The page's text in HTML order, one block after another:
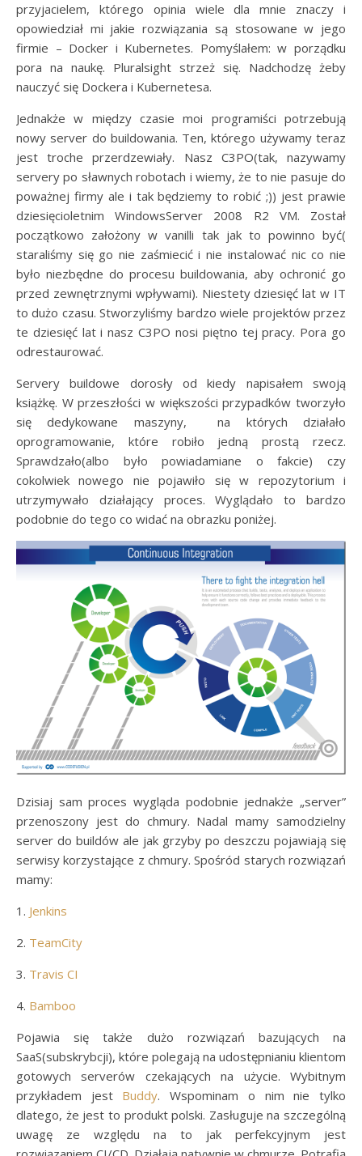
przyjacielem, którego opinia wiele dla mnie znaczy i
opowiedział mi jakie rozwiązania są stosowane w jego
firmie – Docker i Kubernetes. Pomyślałem: w porządku
pora na naukę. Pluralsight strzeż się. Nadchodzę żeby
nauczyć się Dockera i Kubernetesa.
Jednakże w między czasie moi programiści potrzebują
nowy server do buildowania. Ten, którego używamy teraz
jest troche przerdzewiały. Nasz C3PO(tak, nazywamy
servery po sławnych robotach i wiemy, że to nie pasuje do
poważnej firmy ale i tak będziemy to robić ;)) jest prawie
dziesięcioletnim WindowsServer 2008 R2 VM. Został
początkowo założony w vanilli tak jak to powinno być(
staraliśmy się go nie zaśmiecić i nie instalować nic co nie
było niezbędne do procesu buildowania, aby ochronić go
przed zewnętrznymi wpływami). Niestety dziesięć lat w IT
to dużo czasu. Stworzyliśmy bardzo wiele projektów przez
te dziesięć lat i nasz C3PO nosi piętno tej pracy. Pora go
odrestaurować.
Servery buildowe dorosły od kiedy napisałem swoją
książkę. W przeszłości w większości przypadków tworzyło
się dedykowane maszyny, na których działało
oprogramowanie, które robiło jedną prostą rzecz.
Sprawdzało(albo było powiadamiane o fakcie) czy
cokolwiek nowego nie pojawiło się w repozytorium i
utrzymywało działający proces. Wyglądało to bardzo
podobnie do tego co widać na obrazku poniżej.
Dzisiaj sam proces wygląda podobnie jednakże „server”
przenoszony jest do chmury. Nadal mamy samodzielny
server do buildów ale jak grzyby po deszczu pojawiają się
serwisy korzystające z chmury. Spośród starych rozwiązań
mamy:
1. Jenkins
2. TeamCity
3. Travis CI
4. Bamboo
Pojawia się także dużo rozwiązań bazujących na
SaaS(subskrybcji), które polegają na udostępnianiu klientom
gotowych serverów czekających na użycie. Wybitnym
przykładem jest Buddy. Wspominam o nim nie tylko
dlatego, że jest to produkt polski. Zasługuje na szczególną
uwagę ze względu na to jak perfekcyjnym jest